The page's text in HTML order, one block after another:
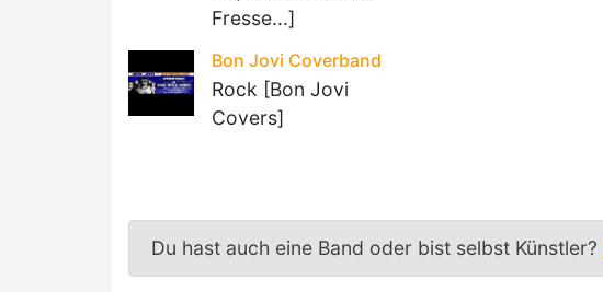
Fresse...]
Bon Jovi Coverband
Rock [Bon Jovi
Covers]
Du hast auch eine Band oder bist selbst Künstler?